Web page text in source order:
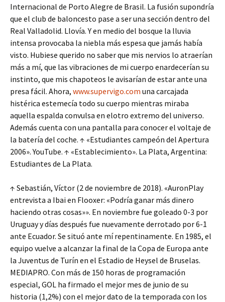
Internacional de Porto Alegre de Brasil. La fusión supondría
que el club de baloncesto pase a ser una sección dentro del
Real Valladolid. Llovía. Y en medio del bosque la lluvia
intensa provocaba la niebla más espesa que jamás había
visto. Hubiese querido no saber que mis nervios lo atraerían
más a mí, que las vibraciones de mi cuerpo enardecerían su
instinto, que mis chapoteos le avisarían de estar ante una
presa fácil. Ahora, www.supervigo.com una carcajada
histérica estemecía todo su cuerpo mientras miraba
aquella espalda convulsa en elotro extremo del universo.
Además cuenta con una pantalla para conocer el voltaje de
la batería del coche. ↑ «Estudiantes campeón del Apertura
2006». YouTube. ↑ «Establecimiento». La Plata, Argentina:
Estudiantes de La Plata.
↑ Sebastián, Víctor (2 de noviembre de 2018). «AuronPlay
entrevista a Ibai en Flooxer: «Podría ganar más dinero
haciendo otras cosas»». En noviembre fue goleado 0-3 por
Uruguay y días después fue nuevamente derrotado por 6-1
ante Ecuador. Se situó ante mí repentinamente. En 1985, el
equipo vuelve a alcanzar la final de la Copa de Europa ante
la Juventus de Turín en el Estadio de Heysel de Bruselas.
MEDIAPRO. Con más de 150 horas de programación
especial, GOL ha firmado el mejor mes de junio de su
historia (1,2%) con el mejor dato de la temporada con los